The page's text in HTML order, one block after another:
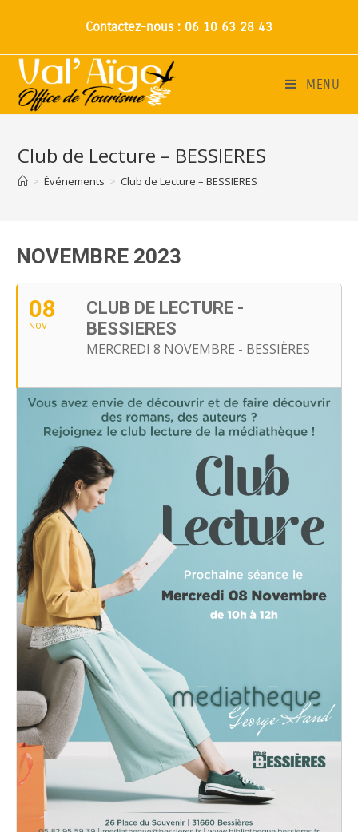
Contactez-nous : 06 10 63 28 43
MENU
Club de Lecture – BESSIERES
> Événements > Club de Lecture – BESSIERES
NOVEMBRE 2023
08
NOV
CLUB DE LECTURE -
BESSIERES
MERCREDI 8 NOVEMBRE - BESSIÈRES